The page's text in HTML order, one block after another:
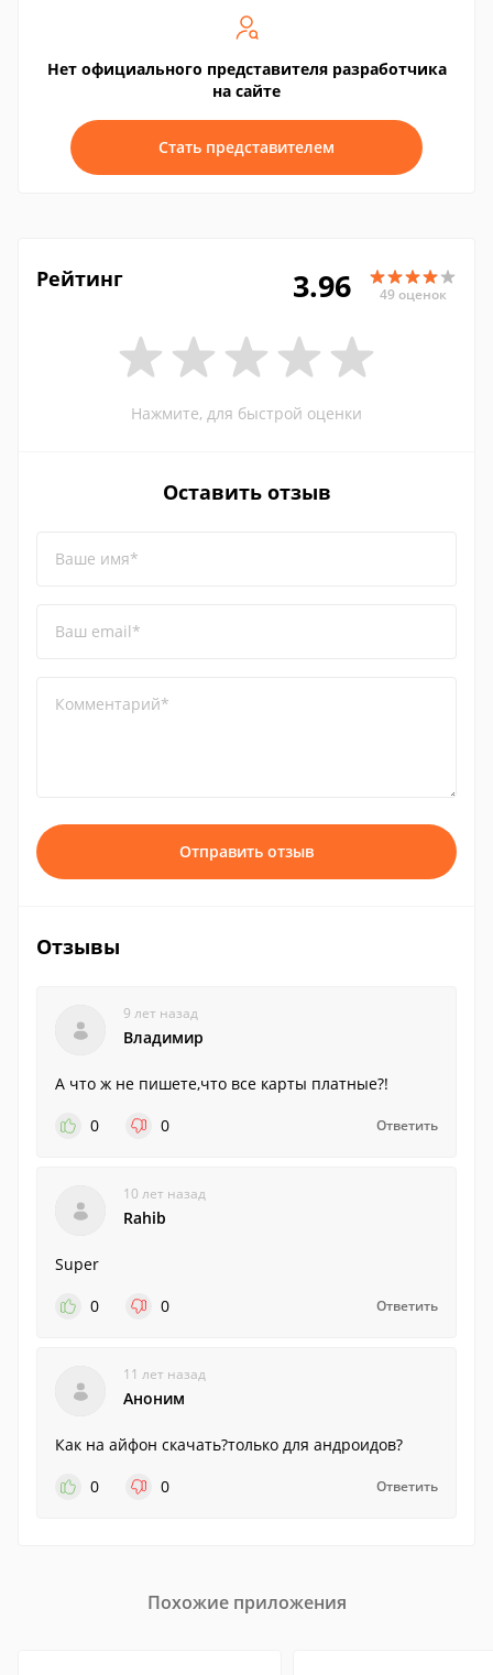
Нет официального представителя разработчика
на сайте
Стать представителем
Рейтинг 3.96 49 оценок
Нажмите, для быстрой оценки
Оставить отзыв
Ваше имя*
Ваш email*
Комментарий*
Отправить отзыв
Отзывы
9 лет назад
Владимир
А что ж не пишете,что все карты платные?!
0
0 Ответить
10 лет назад
Rahib
Super
0
0 Ответить
11 лет назад
Аноним
Как на айфон скачать?только для андроидов?
0
0 Ответить
Похожие приложения